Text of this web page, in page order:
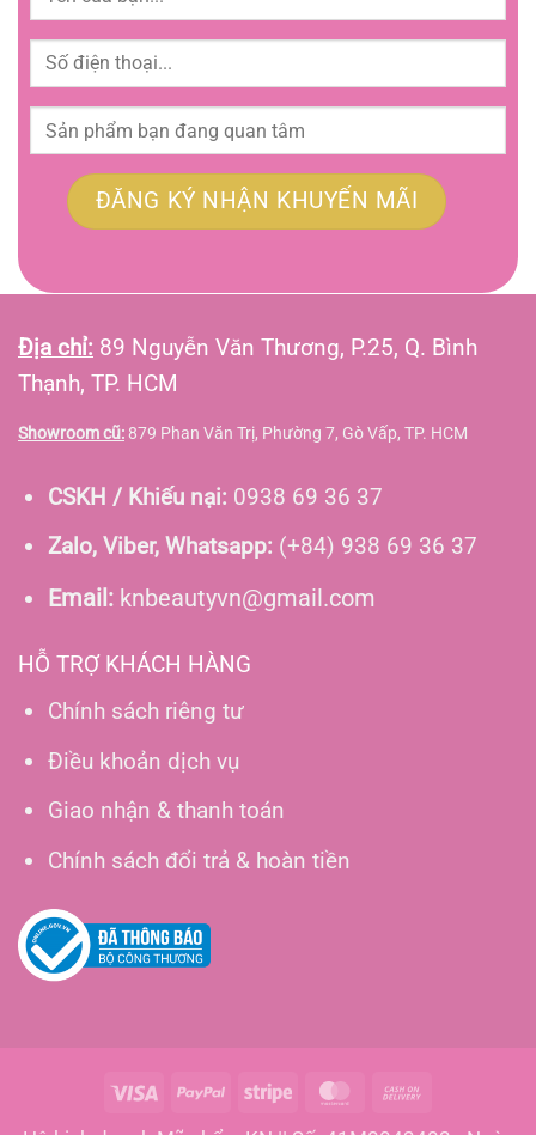
Địa chỉ: 89 Nguyễn Văn Thương, P.25, Q. Bình
Thạnh, TP. HCM
Showroom cũ: 879 Phan Văn Trị, Phường 7, Gò Vấp, TP. HCM
CSKH / Khiếu nại: 0938 69 36 37
Zalo, Viber, Whatsapp: (+84) 938 69 36 37
Email:knbeautyvn@gmail.com
HỖ TRỢ KHÁCH HÀNG
Chính sách riêng tư
Điều khoản dịch vụ
Giao nhận & thanh toán
Chính sách đổi trả & hoàn tiền
Visa PayPal Stripe MasterCard